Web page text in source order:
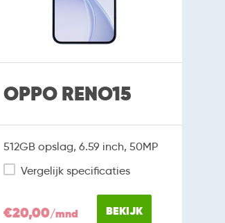
OPPO RENO15
512GB opslag, 6.59 inch, 50MP
Vergelijk specificaties
€20,00/mnd BEKIJK